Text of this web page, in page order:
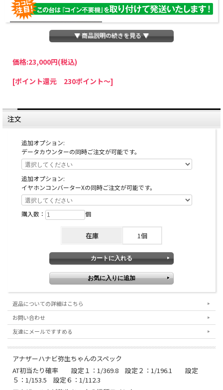
パチスロわっしょいでは、全ての台に「コイン不要機」を無料で取り付けて発送さ
せていただいております。コイン不要機をご利用になられますと、コインが必要な
ていただきましたら、ご注文価格より2000円引きいたします。
※在庫切れの台でも入荷している場合がありますので、電話かメールにてお問い合
わせ下さい。
▼ 商品説明の続きを見る ▼
価格:23,000円(税込)
[ポイント還元 230ポイント～]
注文
追加オプション:
データカウンターの同時ご注文が可能です。
追加オプション:
イヤホンコンバーターXの同時ご注文が可能です。
購入数： 個
在庫 1個
返品についての詳細はこちら
お問い合わせ
友達にメールですすめる
アナザーハナビ弥生ちゃんのスペック
AT初当たり確率 設定１：1/369.8 設定２：1/196.1 設定
５：1/153.5 設定６：1/112.3